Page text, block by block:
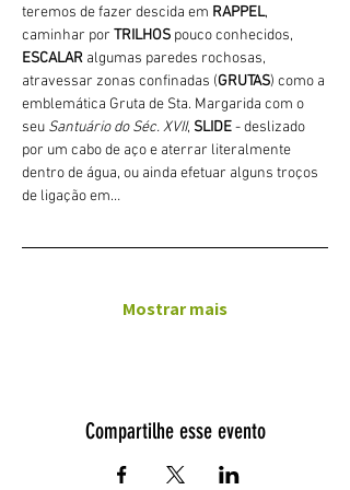
teremos de fazer descida em RAPPEL,
caminhar por TRILHOS pouco conhecidos,
ESCALAR algumas paredes rochosas,
atravessar zonas confinadas (GRUTAS) como a
emblemática Gruta de Sta. Margarida com o
seu Santuário do Séc. XVII, SLIDE - deslizado
por um cabo de aço e aterrar literalmente
dentro de água, ou ainda efetuar alguns troços
de ligação em…
Mostrar mais
Compartilhe esse evento